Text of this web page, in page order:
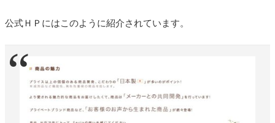
公式ＨＰにはこのように紹介されています。